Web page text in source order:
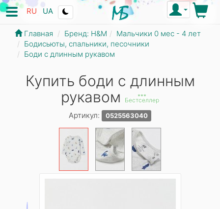
RU UA
Главная Бренд: Н&М
Мальчики 0 мес - 4 лет
Бодисьюты, спальники, песочники
Боди с длинным рукавом
Купить боди с длинным
рукавом
***
Бестселлер
Артикул: 0525563040